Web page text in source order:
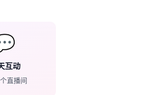
互动
直播间